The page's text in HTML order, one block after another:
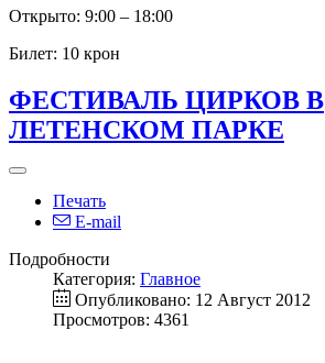
Открыто: 9:00 – 18:00
Билет: 10 крон
ФЕСТИВАЛЬ ЦИРКОВ В
ЛЕТЕНСКОМ ПАРКЕ
Печать
E-mail
Подробности
Категория: Главное
Опубликовано: 12 Август 2012
Просмотров: 4361